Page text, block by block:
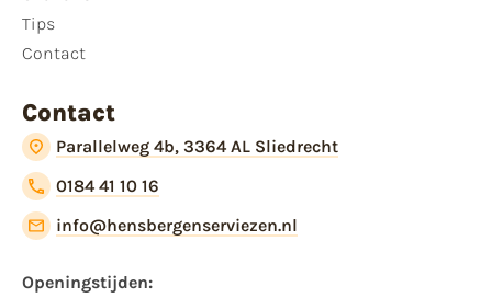
Tips
Contact
Contact
Parallelweg 4b, 3364 AL Sliedrecht
0184 41 10 16
info@hensbergenserviezen.nl
Openingstijden:​